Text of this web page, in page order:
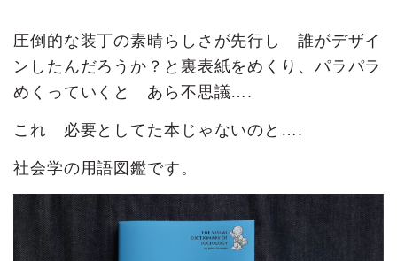
圧倒的な装丁の素晴らしさが先行し 誰がデザイ
ンしたんだろうか？と裏表紙をめくり、パラパラ
めくっていくと あら不思議….
これ 必要としてた本じゃないのと….
社会学の用語図鑑です。